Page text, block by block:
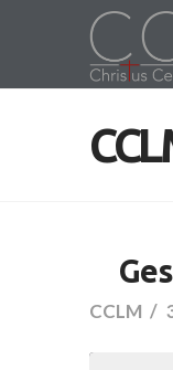
CCLM